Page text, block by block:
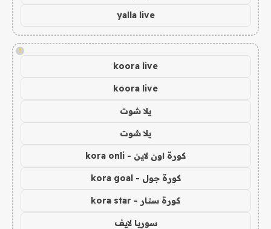
yalla live
!
koora live
koora live
يلا شوت
يلا شوت
كورة اون لاين - kora onli
كورة جول - kora goal
كورة ستار - kora star
سوريا لايف